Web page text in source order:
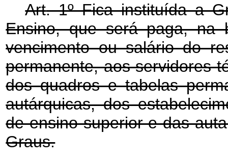
Art. 1º Fica instituída a
Ensino, que será paga, na
vencimento ou salário do
permanente, aos servidores
dos quadros e tabelas
autárquicas, dos
de ensino superior e das
Graus.